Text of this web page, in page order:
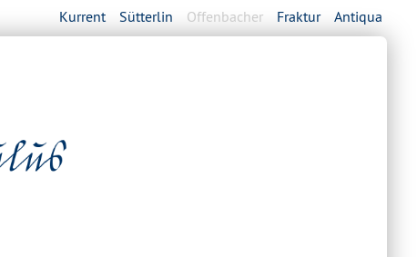
Kurrent Sütterlin Offenbacher Fraktur Antiqua